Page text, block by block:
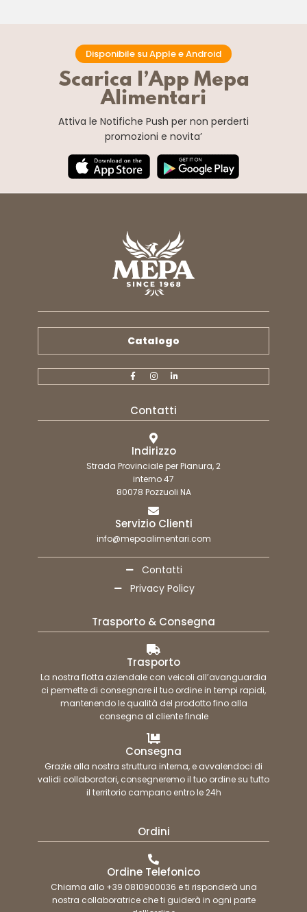
Disponibile su Apple e Android
Scarica l’App Mepa
Alimentari
Attiva le Notifiche Push per non perderti
promozioni e novita’
Catalogo
Contatti
Indirizzo
Strada Provinciale per Pianura, 2
interno 47
80078 Pozzuoli NA
Servizio Clienti
info@mepaalimentari.com
Contatti
Privacy Policy
Trasporto & Consegna
Trasporto
La nostra flotta aziendale con veicoli all’avanguardia
ci permette di consegnare il tuo ordine in tempi rapidi,
mantenendo le qualità del prodotto fino alla
consegna al cliente finale
Consegna
Grazie alla nostra struttura interna, e avvalendoci di
validi collaboratori, consegneremo il tuo ordine su tutto
il territorio campano entro le 24h
Ordini
Ordine Telefonico
Chiama allo +39 0810900036 e ti risponderà una
nostra collaboratrice che ti guiderà in ogni parte